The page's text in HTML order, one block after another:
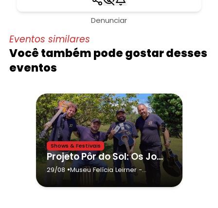
Denunciar
Eventos similares
Você também pode gostar desses
eventos
Shows & Festivais
Projeto Pôr do Sol: Os Jonjos
29/08 •Museu Felícia Leirner -